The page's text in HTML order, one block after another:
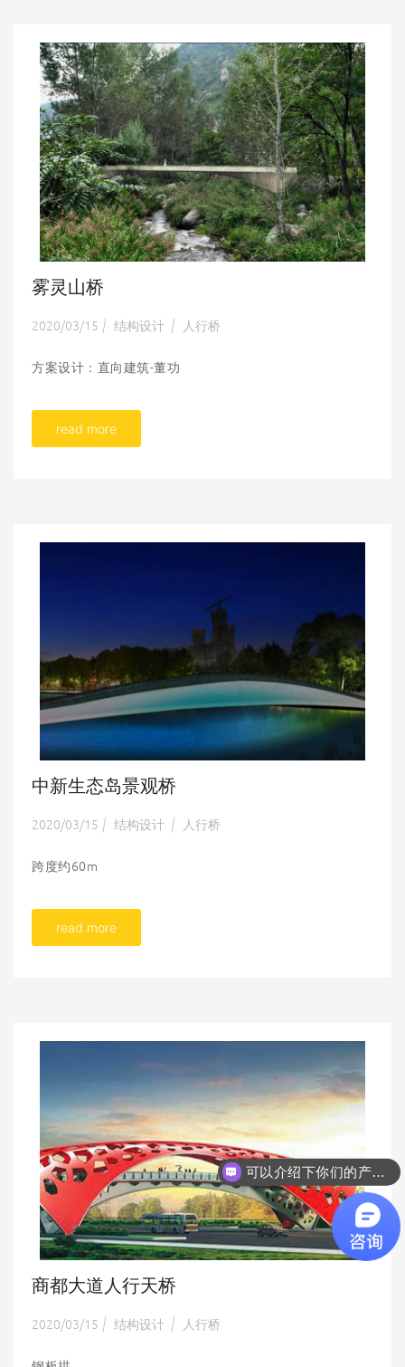
雾灵山桥
2020/03/15 | 结构设计 | 人行桥
方案设计：直向建筑-董功
read more
中新生态岛景观桥
2020/03/15 | 结构设计 | 人行桥
跨度约60m
read more
商都大道人行天桥
2020/03/15 | 结构设计 | 人行桥
你们是怎么收费的呢